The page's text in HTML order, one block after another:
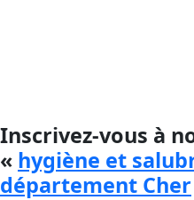
Inscrivez-vous à
« hygiène et
département Cher